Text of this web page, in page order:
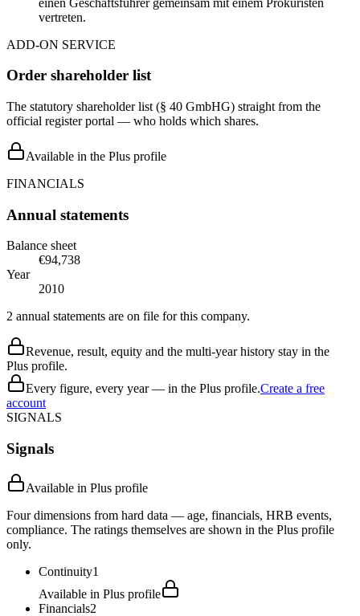
vertreten.
ADD-ON SERVICE
Order shareholder list
The statutory shareholder list (§ 40 GmbHG) straight from the
official register portal — who holds which shares.
Available in the Plus profile
FINANCIALS
Annual statements
Balance sheet
€94,738
Year
2010
2 annual statements are on file for this company.
Revenue, result, equity and the multi-year history stay in the
Plus profile.
Every figure, every year — in the Plus profile.Create a free
account
SIGNALS
Signals
Available in Plus profile
Four dimensions from hard data — age, financials, HRB events,
compliance. The ratings themselves are shown in the Plus profile
only.
Continuity1
Available in Plus profile
Financials2